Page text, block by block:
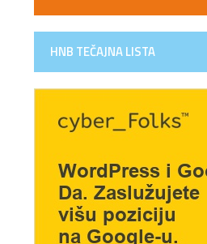
HNB TEČAJNA LISTA